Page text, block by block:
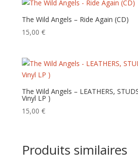
The Wild Angels – Ride Again (CD)
15,00 €
The Wild Angels – LEATHERS, STUDS
Vinyl LP )
15,00 €
Produits similaires